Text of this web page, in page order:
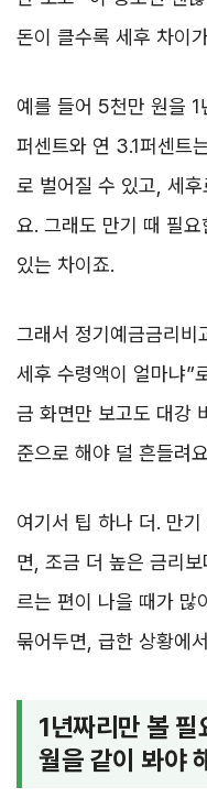
돈이 클수록 세후 차이
예를 들어 5천만 원을
퍼센트와 연 3.1퍼센트
로 벌어질 수 있고, 세
요. 그래도 만기 때 필요
있는 차이죠.
그래서 정기예금금리비
세후 수령액이 얼마냐”
금 화면만 보고도 대강
준으로 해야 덜 흔들려
여기서 팁 하나 더. 만
면, 조금 더 높은 금리
르는 편이 나을 때가 많
묶어두면, 급한 상황에
1년짜리만 볼
월을 같이 봐야